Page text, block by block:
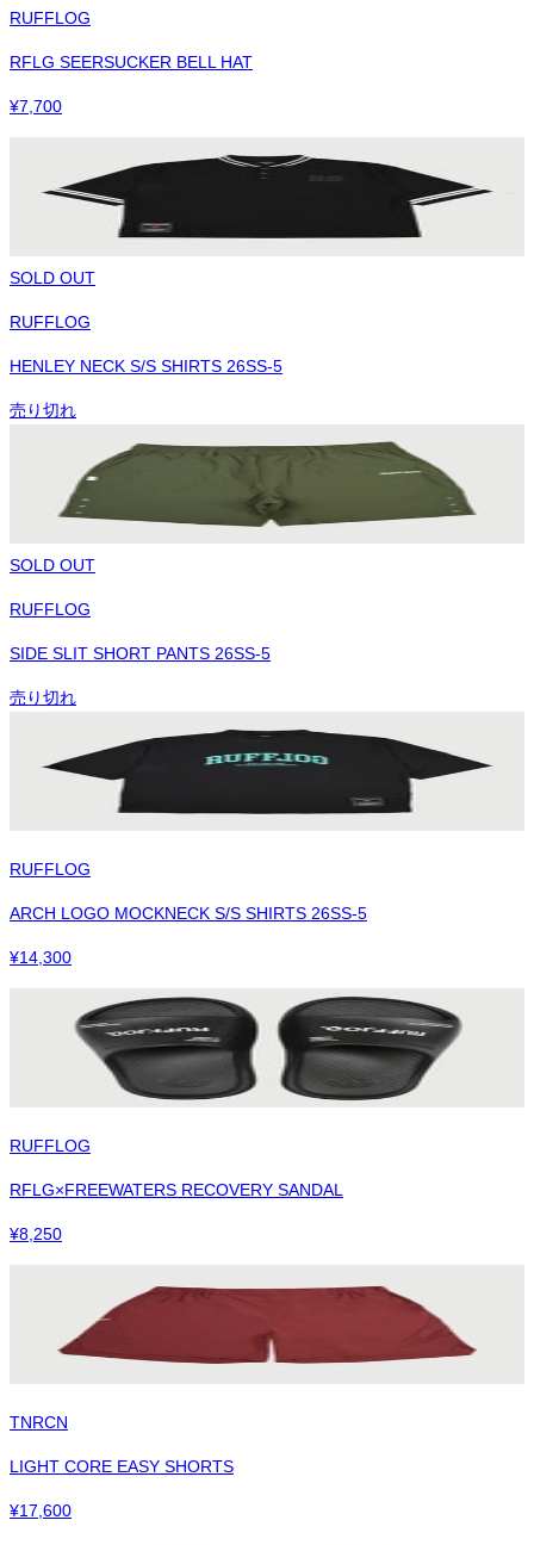
RUFFLOG
RFLG SEERSUCKER BELL HAT
¥7,700
SOLD OUT
RUFFLOG
HENLEY NECK S/S SHIRTS 26SS-5
売り切れ
SOLD OUT
RUFFLOG
SIDE SLIT SHORT PANTS 26SS-5
売り切れ
RUFFLOG
ARCH LOGO MOCKNECK S/S SHIRTS 26SS-5
¥14,300
RUFFLOG
RFLG×FREEWATERS RECOVERY SANDAL
¥8,250
TNRCN
LIGHT CORE EASY SHORTS
¥17,600